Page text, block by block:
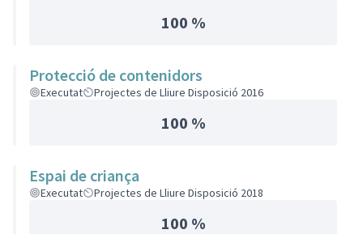
100 %
Protecció de contenidors
Executat Projectes de Lliure Disposició 2016
100 %
Espai de criança
Executat Projectes de Lliure Disposició 2018
100 %